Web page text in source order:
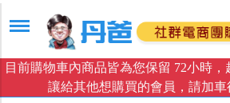
目前購物車內商品皆為您保留 72小時
讓給其他想購買的會員，請加